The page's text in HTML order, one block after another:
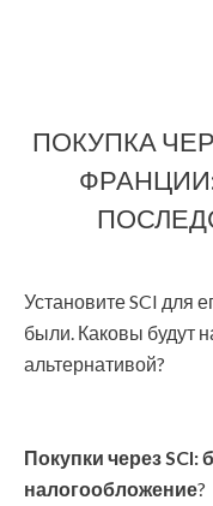
ПОКУПКА
Установите SCI для
были. Каковы будут
альтернативой?
Покупки через
налогообложение?